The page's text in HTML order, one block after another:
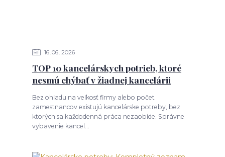
16 06 2026
TOP 10 kancelárskych potrieb, ktoré
nesmú chýbať v žiadnej kancelárii
Bez ohľadu na veľkosť firmy alebo počet
zamestnancov existujú kancelárske potreby, bez
ktorých sa každodenná práca nezaobíde. Správne
vybavenie kancel...